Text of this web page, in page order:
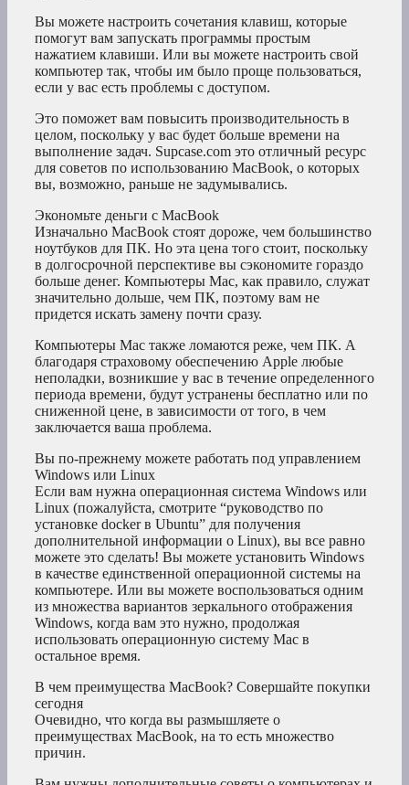
Вы можете настроить сочетания клавиш, которые
помогут вам запускать программы простым
нажатием клавиши. Или вы можете настроить свой
компьютер так, чтобы им было проще пользоваться,
если у вас есть проблемы с доступом.
Это поможет вам повысить производительность в
целом, поскольку у вас будет больше времени на
выполнение задач. Supcase.com это отличный ресурс
для советов по использованию MacBook, о которых
вы, возможно, раньше не задумывались.
Экономьте деньги с MacBook
Изначально MacBook стоят дороже, чем большинство
ноутбуков для ПК. Но эта цена того стоит, поскольку
в долгосрочной перспективе вы сэкономите гораздо
больше денег. Компьютеры Mac, как правило, служат
значительно дольше, чем ПК, поэтому вам не
придется искать замену почти сразу.
Компьютеры Mac также ломаются реже, чем ПК. А
благодаря страховому обеспечению Apple любые
неполадки, возникшие у вас в течение определенного
периода времени, будут устранены бесплатно или по
сниженной цене, в зависимости от того, в чем
заключается ваша проблема.
Вы по-прежнему можете работать под управлением
Windows или Linux
Если вам нужна операционная система Windows или
Linux (пожалуйста, смотрите “руководство по
установке docker в Ubuntu” для получения
дополнительной информации о Linux), вы все равно
можете это сделать! Вы можете установить Windows
в качестве единственной операционной системы на
компьютере. Или вы можете воспользоваться одним
из множества вариантов зеркального отображения
Windows, когда вам это нужно, продолжая
использовать операционную систему Mac в
остальное время.
В чем преимущества MacBook? Совершайте покупки
сегодня
Очевидно, что когда вы размышляете о
преимуществах MacBook, на то есть множество
причин.